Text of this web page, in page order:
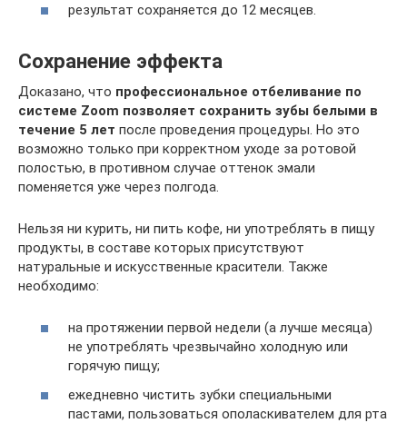
результат сохраняется до 12 месяцев.
Сохранение эффекта
Доказано, что профессиональное отбеливание по
системе Zoom позволяет сохранить зубы белыми в
течение 5 лет после проведения процедуры. Но это
возможно только при корректном уходе за ротовой
полостью, в противном случае оттенок эмали
поменяется уже через полгода.
Нельзя ни курить, ни пить кофе, ни употреблять в пищу
продукты, в составе которых присутствуют
натуральные и искусственные красители. Также
необходимо:
на протяжении первой недели (а лучше месяца)
не употреблять чрезвычайно холодную или
горячую пищу;
ежедневно чистить зубки специальными
пастами, пользоваться ополаскивателем для рта